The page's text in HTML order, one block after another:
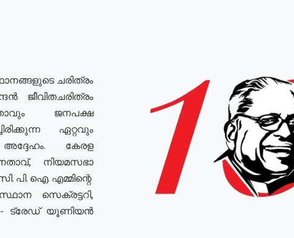
ചരിത്രം
ജീവിതചരിത്രം
ജനപക്ഷ
ഏറ്റവും
കേരള
നിയമസഭാ
പി. ഐ. എമ്മിന്റെ
സെക്രട്ടറി,
- ട്രേഡ് യൂണിയൻ